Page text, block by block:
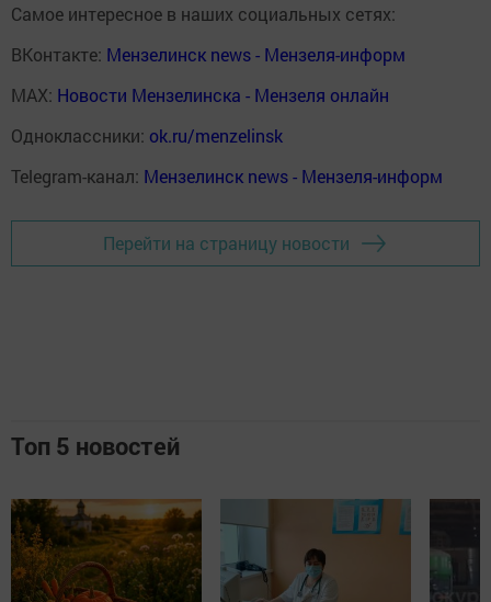
Самое интересное в наших социальных сетях:
ВКонтакте: Мензелинск news - Мензеля-информ
MAX: Новости Мензелинска - Мензеля онлайн
Одноклассники: ok.ru/menzelinsk
Telegram-канал: Мензелинск news - Мензеля-информ
Перейти на страницу новости
Топ 5 новостей